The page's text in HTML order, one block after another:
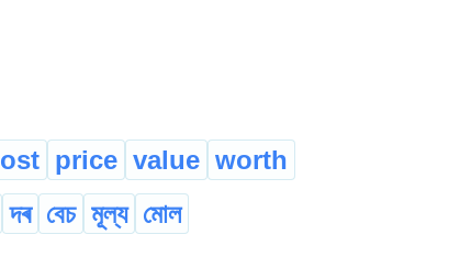
price value worth
দৰ বেচ মূল্য মোল